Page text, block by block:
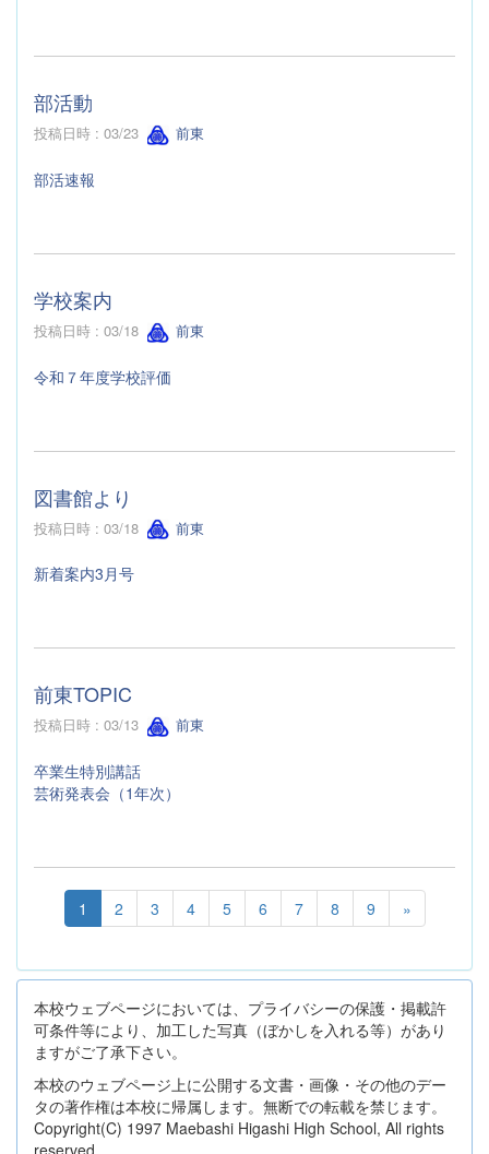
部活動
投稿日時 : 03/23 前東
部活速報
学校案内
投稿日時 : 03/18 前東
令和７年度学校評価
図書館より
投稿日時 : 03/18 前東
新着案内3月号
前東TOPIC
投稿日時 : 03/13 前東
卒業生特別講話
芸術発表会（1年次）
1 2 3 4 5 6 7 8 9 »
本校ウェブページにおいては、プライバシーの保護・掲載許
可条件等により、加工した写真（ぼかしを入れる等）があり
ますがご了承下さい。
本校のウェブページ上に公開する文書・画像・その他のデー
タの著作権は本校に帰属します。無断での転載を禁じます。
Copyright(C) 1997 Maebashi Higashi High School, All rights
reserved.